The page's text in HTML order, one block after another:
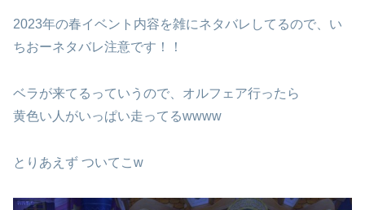
2023年の春イベント内容を雑にネタバレしてるので、い
ちおーネタバレ注意です！！
ベラが来てるっていうので、オルフェア行ったら
黄色い人がいっぱい走ってるwwww
とりあえず ついてこw